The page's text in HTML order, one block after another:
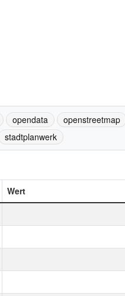
opendata openstreetmap
stadtplanwerk
Wert